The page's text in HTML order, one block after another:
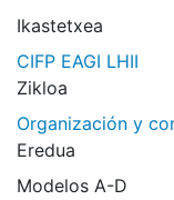
Ikastetxea
CIFP EAGI LHII
Zikloa
Organización y
Eredua
Modelos A-D